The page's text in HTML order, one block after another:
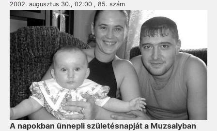
2002. augusztus 30., 02:00 , 85. szám
A napokban ünnepli szü­­letésnapját a Muzsaly­ban